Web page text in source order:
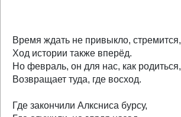
Время ждать не привыкло, стремится,
Ход истории также вперёд.
Но февраль, он для нас, как родиться,
Возвращает туда, где восход.
Где закончили Алксниса бурсу,